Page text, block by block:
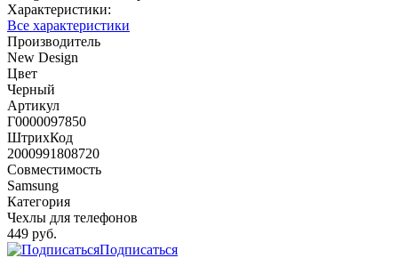
Характеристики:
Все характеристики
Производитель
New Design
Цвет
Черный
Артикул
Г0000097850
ШтрихКод
2000991808720
Совместимость
Samsung
Категория
Чехлы для телефонов
449 руб.
Подписаться